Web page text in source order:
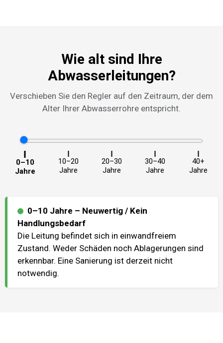
Wie alt sind Ihre
Abwasserleitungen?
Verschieben Sie den Regler auf den Zeitraum, der dem
Alter Ihrer Abwasserrohre entspricht.
0–10
Jahre
10–20
Jahre
20–30
Jahre
30–40
Jahre
40+
Jahre
0–10 Jahre – Neuwertig / Kein
Handlungsbedarf
Die Leitung befindet sich in einwandfreiem
Zustand. Weder Schäden noch Ablagerungen sind
erkennbar. Eine Sanierung ist derzeit nicht
notwendig.